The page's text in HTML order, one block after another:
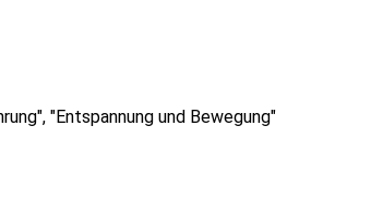
"Entspannung und Bewegung"